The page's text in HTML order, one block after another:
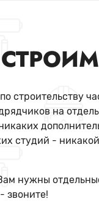
строительству
на
студий -
нужны
звоните!